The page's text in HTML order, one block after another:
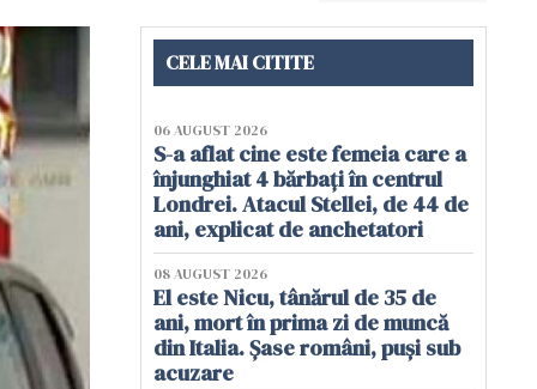
CELE MAI CITITE
06 AUGUST 2026
S-a aflat cine este femeia care a
înjunghiat 4 bărbați în centrul
Londrei. Atacul Stellei, de 44 de
ani, explicat de anchetatori
08 AUGUST 2026
El este Nicu, tânărul de 35 de
ani, mort în prima zi de muncă
din Italia. Șase români, puși sub
acuzare